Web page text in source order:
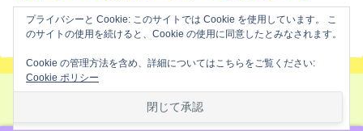
Lovers
プライバシーと Cookie: このサイトでは Cookie を使用しています。 こ
のサイトの使用を続けると、Cookie の使用に同意したとみなされます。
Cookie の管理方法を含め、詳細についてはこちらをご覧ください:
Cookie ポリシー